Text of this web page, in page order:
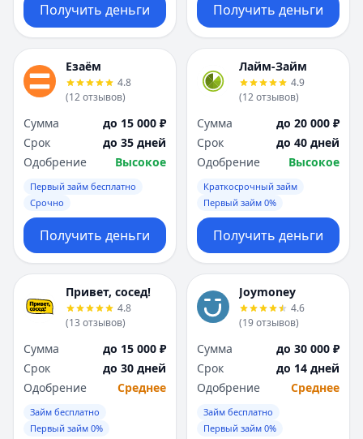
Получить деньги Получить деньги
Езаём
4.8
(12отзывов)
Сумма
до 15 000 ₽
Срок
до 35 дней
Одобрение
Высокое
Первый займ бесплатно
Срочно
Получить деньги
Лайм-Займ
4.9
(12отзывов)
Сумма
до 20 000 ₽
Срок
до 40 дней
Одобрение
Высокое
Краткосрочный займ
Первый займ 0%
Получить деньги
Привет, сосед!
4.8
(13 отзывов)
Сумма
до 15 000 ₽
Срок
до 30 дней
Одобрение
Среднее
Займ бесплатно
Первый займ 0%
Joymoney
4.6
(19отзывов)
Сумма
до 30 000 ₽
Срок
до 14 дней
Одобрение
Среднее
Займ бесплатно
Первый займ 0%